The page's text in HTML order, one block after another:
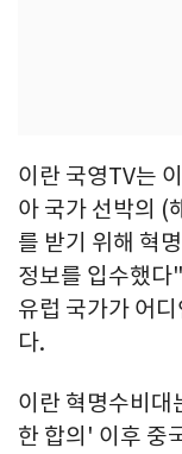
이란 국영TV는
아 국가 선박의 (
를 받기 위해 혁
정보를 입수했다
유럽 국가가 어
다.
이란 혁명수비대
한 합의' 이후 중